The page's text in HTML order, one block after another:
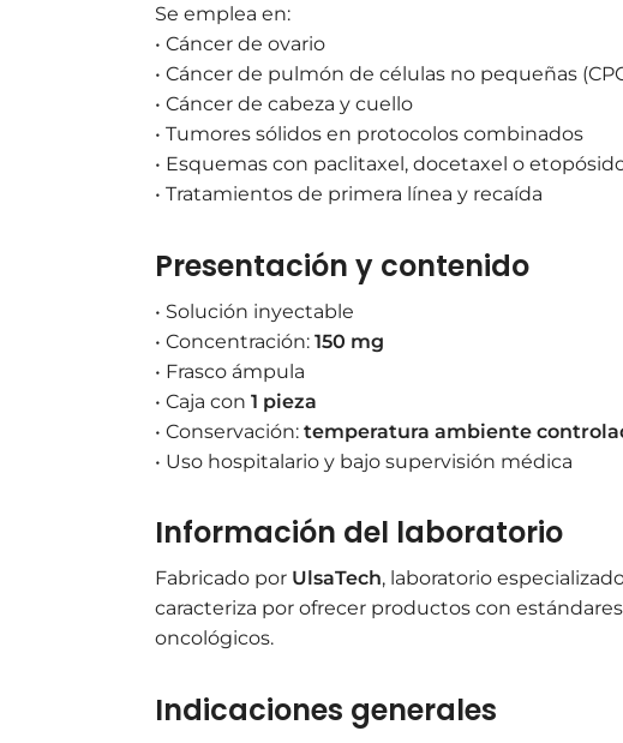
Se emplea en:
• Cáncer de ovario
• Cáncer de pulmón de células no pequeñas
• Cáncer de cabeza y cuello
• Tumores sólidos en protocolos combinados
• Esquemas con paclitaxel, docetaxel o
• Tratamientos de primera línea y recaída
Presentación y contenido
• Solución inyectable
• Concentración: 150 mg
• Frasco ámpula
• Caja con 1 pieza
• Conservación: temperatura ambiente
• Uso hospitalario y bajo supervisión médica
Información del laboratorio
Fabricado por UlsaTech, laboratorio
caracteriza por ofrecer productos con
oncológicos.
Indicaciones generales